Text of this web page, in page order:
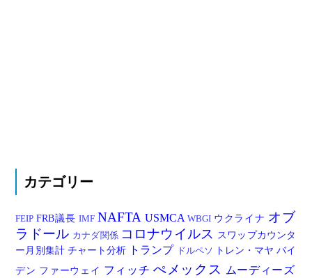
カテゴリー
FEIPFRB議長IMF NAFTA USMCAWBGI ウクライナ オブ
ラドール カナダ関係 コロナウイルス スワップカウンタ
ー月別集計 チャート分析 トランプ ドルペソ トレン・マヤバイ
デン ファーウェイ フィッチぺメックス ムーディーズ